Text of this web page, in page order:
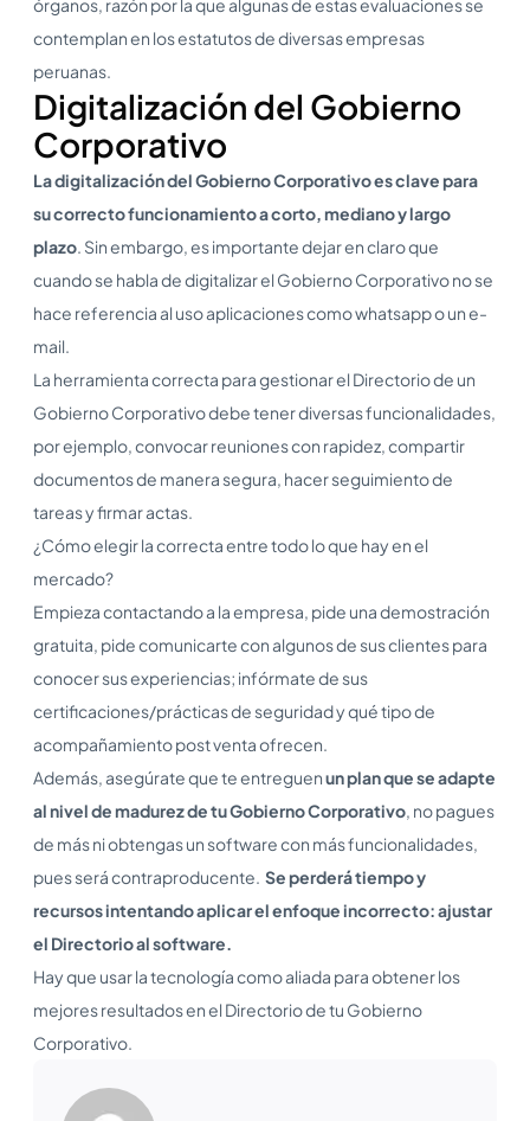
órganos, razón por la que algunas de estas evaluaciones se
contemplan en los estatutos de diversas empresas
peruanas.
Digitalización del Gobierno
Corporativo
La digitalización del Gobierno Corporativo es clave para
su correcto funcionamiento a corto, mediano y largo
plazo. Sin embargo, es importante dejar en claro que
cuando se habla de digitalizar el Gobierno Corporativo no se
hace referencia al uso aplicaciones como whatsapp o un e-
mail.
La herramienta correcta para gestionar el Directorio de un
Gobierno Corporativo debe tener diversas funcionalidades,
por ejemplo, convocar reuniones con rapidez, compartir
documentos de manera segura, hacer seguimiento de
tareas y firmar actas.
¿Cómo elegir la correcta entre todo lo que hay en el
mercado?
Empieza contactando a la empresa, pide una demostración
gratuita, pide comunicarte con algunos de sus clientes para
conocer sus experiencias; infórmate de sus
certificaciones/prácticas de seguridad y qué tipo de
acompañamiento post venta ofrecen.
Además, asegúrate que te entreguenun plan quese adapte
al nivel de madurez de tu Gobierno Corporativo, no pagues
de más ni obtengas un software con más funcionalidades,
pues será contraproducente. Se perderá tiempo y
recursos intentando aplicar el enfoque incorrecto: ajustar
el Directorio al software.
Hay que usar la tecnología como aliada para obtener los
mejores resultados en el Directorio de tu Gobierno
Corporativo.